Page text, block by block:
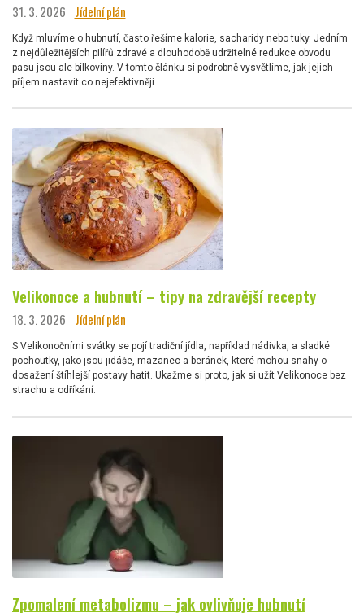
31. 3. 2026 Jídelní plán
Když mluvíme o hubnutí, často řešíme kalorie, sacharidy nebo tuky. Jedním
z nejdůležitějších pilířů zdravé a dlouhodobě udržitelné redukce obvodu
pasu jsou ale bílkoviny. V tomto článku si podrobně vysvětlíme, jak jejich
příjem nastavit co nejefektivněji.
Velikonoce a hubnutí – tipy na zdravější recepty
18. 3. 2026 Jídelní plán
S Velikonočními svátky se pojí tradiční jídla, například nádivka, a sladké
pochoutky, jako jsou jidáše, mazanec a beránek, které mohou snahy o
dosažení štíhlejší postavy hatit. Ukažme si proto, jak si užít Velikonoce bez
strachu a odříkání.
Zpomalení metabolizmu – jak ovlivňuje hubnutí